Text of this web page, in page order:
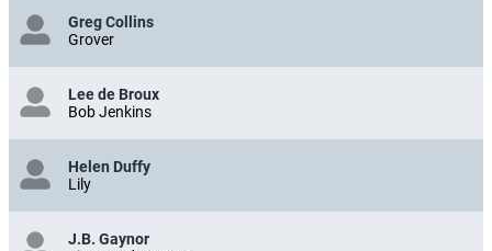
Greg Collins
Grover
Lee de Broux
Bob Jenkins
Helen Duffy
Lily
J.B. Gaynor